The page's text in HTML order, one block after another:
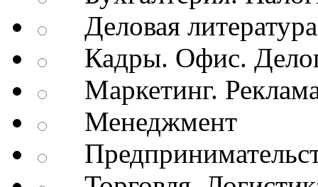
Деловая
Кадры. Офис.
Маркетинг.
Менеджмент